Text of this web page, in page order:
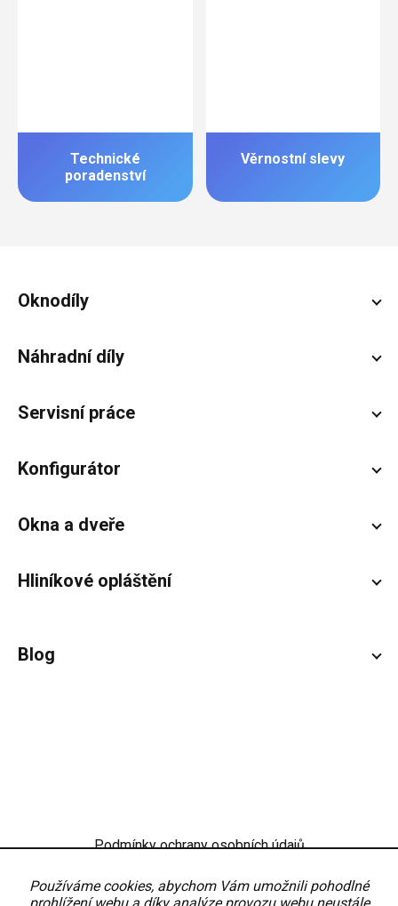
Používáme cookies, abychom Vám umožnili pohodlné
Technické
poradenství
Věrnostní slevy
Zápatí
Oknodíly
Náhradní díly
Servisní práce
Konfigurátor
Okna a dveře
Hliníkové opláštění
Blog
Podmínky ochrany osobních údajů
Nastavení